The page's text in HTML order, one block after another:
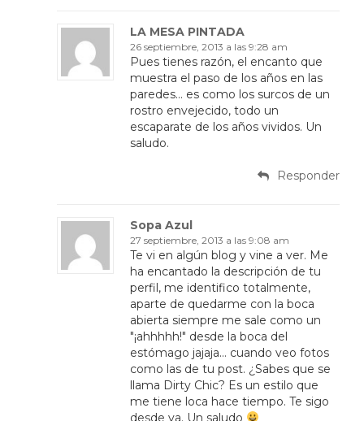
LA MESA PINTADA
26 septiembre, 2013 a las 9:28 am
Pues tienes razón, el encanto que
muestra el paso de los años en las
paredes… es como los surcos de un
rostro envejecido, todo un
escaparate de los años vividos. Un
saludo.
Responder
Sopa Azul
27 septiembre, 2013 a las 9:08 am
Te vi en algún blog y vine a ver. Me
ha encantado la descripción de tu
perfil, me identifico totalmente,
aparte de quedarme con la boca
abierta siempre me sale como un
"¡ahhhhh!" desde la boca del
estómago jajaja… cuando veo fotos
como las de tu post. ¿Sabes que se
llama Dirty Chic? Es un estilo que
me tiene loca hace tiempo. Te sigo
desde ya. Un saludo